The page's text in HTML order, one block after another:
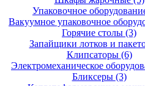
Упаковочное
Вакуумное упаковочное
Горячие столы (3)
Запайщики лотков и
Клипсаторы (6)
Электромеханическое
Бликсеры (3)